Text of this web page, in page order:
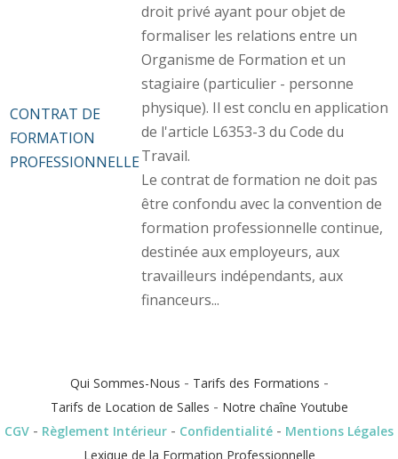
CONTRAT DE
FORMATION
PROFESSIONNELLE
droit privé ayant pour objet de
formaliser les relations entre un
Organisme de Formation et un
stagiaire (particulier - personne
physique). Il est conclu en application
de l'article L6353-3 du Code du
Travail.
Le contrat de formation ne doit pas
être confondu avec la convention de
formation professionnelle continue,
destinée aux employeurs, aux
travailleurs indépendants, aux
financeurs...
Qui Sommes-Nous - Tarifs des Formations -
Tarifs de Location de Salles - Notre chaîne Youtube
CGV - Règlement Intérieur - Confidentialité - Mentions Légales
Lexique de la Formation Professionnelle